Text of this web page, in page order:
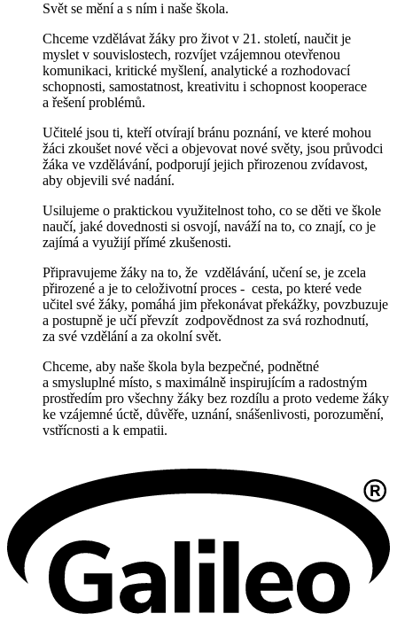
Svět se mění a s ním i naše škola.
Chceme vzdělávat žáky pro život v 21. století, naučit je
myslet v souvislostech, rozvíjet vzájemnou otevřenou
komunikaci, kritické myšlení, analytické a rozhodovací
schopnosti, samostatnost, kreativitu i schopnost kooperace
a řešení problémů.
Učitelé jsou ti, kteří otvírají bránu poznání, ve které mohou
žáci zkoušet nové věci a objevovat nové světy, jsou průvodci
žáka ve vzdělávání, podporují jejich přirozenou zvídavost,
aby objevili své nadání.
Usilujeme o praktickou využitelnost toho, co se děti ve škole
naučí, jaké dovednosti si osvojí, naváží na to, co znají, co je
zajímá a využijí přímé zkušenosti.
Připravujeme žáky na to, že vzdělávání, učení se, je zcela
přirozené a je to celoživotní proces - cesta, po které vede
učitel své žáky, pomáhá jim překonávat překážky, povzbuzuje
a postupně je učí převzít zodpovědnost za svá rozhodnutí,
za své vzdělání a za okolní svět.
Chceme, aby naše škola byla bezpečné, podnětné
a smysluplné místo, s maximálně inspirujícím a radostným
prostředím pro všechny žáky bez rozdílu a proto vedeme žáky
ke vzájemné úctě, důvěře, uznání, snášenlivosti, porozumění,
vstřícnosti a k empatii.